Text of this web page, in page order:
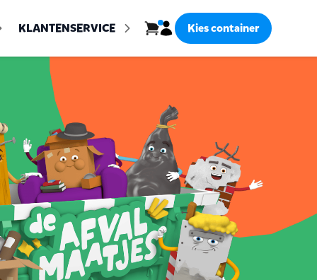
KLANTENSERVICE Bekijk winkelwagen
InloggenKies container